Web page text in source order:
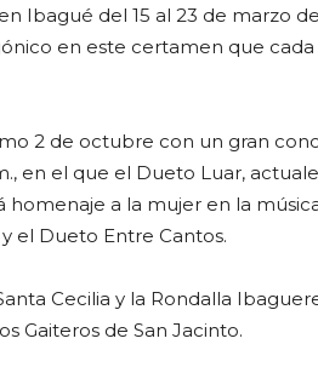
Ibagué del 15 al 23 de marzo
en este certamen que
2 de octubre con un gran
en el que el Dueto Luar,
homenaje a la mujer en la
el Dueto Entre Cantos.
Cecilia y la Rondalla
Gaiteros de San Jacinto.